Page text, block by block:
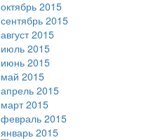
октябрь 2015
сентябрь 2015
август 2015
июль 2015
июнь 2015
май 2015
апрель 2015
март 2015
февраль 2015
январь 2015